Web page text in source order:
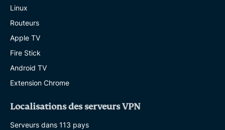
Linux
Routeurs
Apple TV
Fire Stick
Android TV
Extension Chrome
Localisations des serveurs VPN
Serveurs dans 113 pays